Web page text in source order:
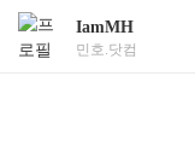
IamMH
민호.닷컴